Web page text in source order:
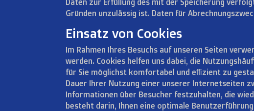
Gründen unzulässig ist. Daten für
Einsatz von Cookies
Im Rahmen Ihres Besuchs auf unseren Seiten
werden. Cookies helfen uns dabei, die
für Sie möglichst komfortabel und effizient zu
Dauer Ihrer Nutzung einer unserer Internetseiten
Informationen über Besucher festzuhalten, die
besteht darin, Ihnen eine optimale